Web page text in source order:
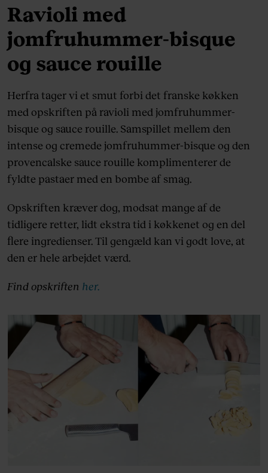
Ravioli med
jomfruhummer-bisque
og sauce rouille
Herfra tager vi et smut forbi det franske køkken
med opskriften på ravioli med jomfruhummer-
bisque og sauce rouille. Samspillet mellem den
intense og cremede jomfruhummer-bisque og den
provencalske sauce rouille komplimenterer de
fyldte pastaer med en bombe af smag.
Opskriften kræver dog, modsat mange af de
tidligere retter, lidt ekstra tid i køkkenet og en del
flere ingredienser. Til gengæld kan vi godt love, at
den er hele arbejdet værd.
Find opskriften her.